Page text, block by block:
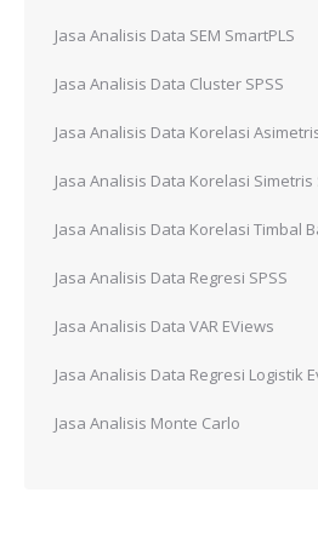
Jasa Analisis Data SEM SmartPLS
Jasa Analisis Data Cluster SPSS
Jasa Analisis Data Korelasi
Jasa Analisis Data Korelasi Simetris
Jasa Analisis Data Korelasi Timbal
Jasa Analisis Data Regresi SPSS
Jasa Analisis Data VAR EViews
Jasa Analisis Data Regresi Logistik
Jasa Analisis Monte Carlo